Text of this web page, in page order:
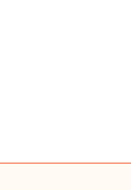
ルプレスセット MEYER ／